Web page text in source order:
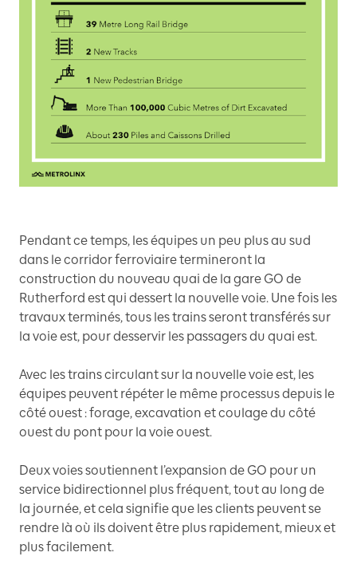
Pendant ce temps, les équipes un peu plus au sud
dans le corridor ferroviaire termineront la
construction du nouveau quai de la gare GO de
Rutherford est qui dessert la nouvelle voie. Une fois les
travaux terminés, tous les trains seront transférés sur
la voie est, pour desservir les passagers du quai est.
Avec les trains circulant sur la nouvelle voie est, les
équipes peuvent répéter le même processus depuis le
côté ouest : forage, excavation et coulage du côté
ouest du pont pour la voie ouest.
Deux voies soutiennent l’expansion de GO pour un
service bidirectionnel plus fréquent, tout au long de
la journée, et cela signifie que les clients peuvent se
rendre là où ils doivent être plus rapidement, mieux et
plus facilement.